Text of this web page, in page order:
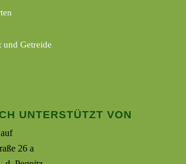
und Getreide
UNTERSTÜTZT VON
26 a